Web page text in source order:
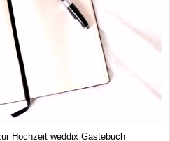
Hochzeit weddix Gastebuch